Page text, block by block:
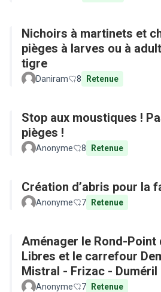
Nichoirs à martinets et
pièges à larves ou à
tigre
Daniram 8 Retenue
Stop aux moustiques !
pièges !
Anonyme 8 Retenue
Création d’abris pour la
Anonyme 7 Retenue
Aménager le Rond-Point
Libres et le carrefour
Mistral - Frizac -
Anonyme 7 Retenue